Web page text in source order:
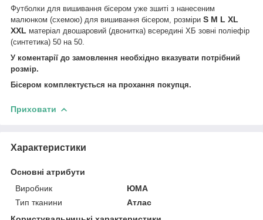
Футболки для вишивання бісером уже зшиті з нанесеним
малюнком (схемою) для вишивання бісером, розміри S M L XL
XXL матеріал двошаровий (двонитка) всередині ХБ зовні поліефір
(синтетика) 50 на 50.
У коментарії до замовлення необхідно вказувати потрібний
розмір.
Бісером комплектується на прохання покупця.
Приховати
Характеристики
Основні атрибути
Виробник
ЮМА
Тип тканини
Атлас